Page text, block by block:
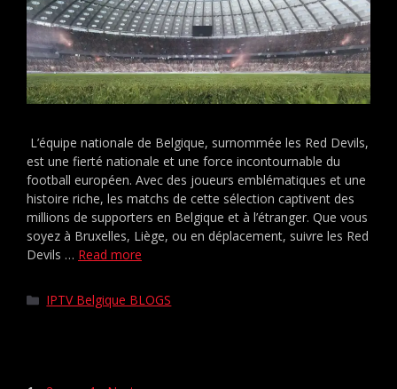
L’équipe nationale de Belgique, surnommée les Red Devils,
est une fierté nationale et une force incontournable du
football européen. Avec des joueurs emblématiques et une
histoire riche, les matchs de cette sélection captivent des
millions de supporters en Belgique et à l’étranger. Que vous
soyez à Bruxelles, Liège, ou en déplacement, suivre les Red
Devils … Read more
IPTV Belgique BLOGS